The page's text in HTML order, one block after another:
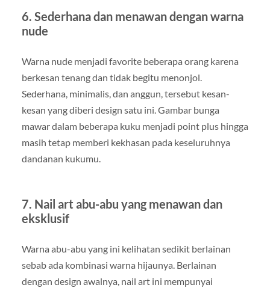
6. Sederhana dan menawan dengan warna
nude
Warna nude menjadi favorite beberapa orang karena
berkesan tenang dan tidak begitu menonjol.
Sederhana, minimalis, dan anggun, tersebut kesan-
kesan yang diberi design satu ini. Gambar bunga
mawar dalam beberapa kuku menjadi point plus hingga
masih tetap memberi kekhasan pada keseluruhnya
dandanan kukumu.
7. Nail art abu-abu yang menawan dan
eksklusif
Warna abu-abu yang ini kelihatan sedikit berlainan
sebab ada kombinasi warna hijaunya. Berlainan
dengan design awalnya, nail art ini mempunyai